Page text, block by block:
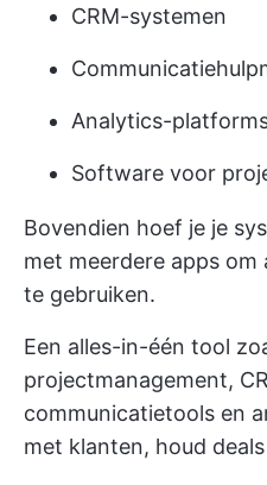
CRM-systemen
Analytics-
Software voor
Bovendien hoef je je
met meerdere apps
te gebruiken.
Een alles-in-één tool
projectmanagement,
communicatietools en
met klanten, houd